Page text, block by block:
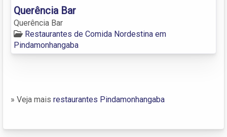
Querência Bar
Querência Bar
Restaurantes de Comida Nordestina em
Pindamonhangaba
» Veja mais restaurantes Pindamonhangaba